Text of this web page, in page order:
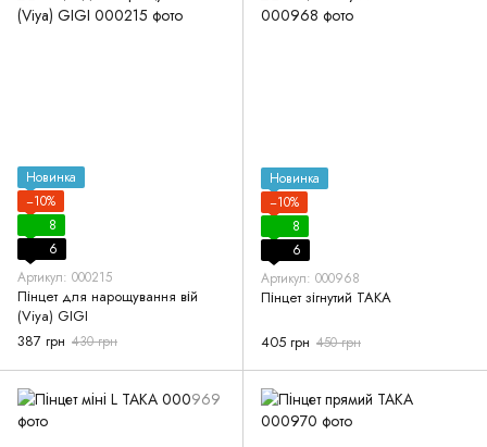
Новинка
−10%
8
6
Артикул: 000215
Пінцет для нарощування вій
(Viya) GIGI
387 грн 430 грн
Новинка
−10%
8
6
Артикул: 000968
Пінцет зігнутий ТАКА
405 грн 450 грн